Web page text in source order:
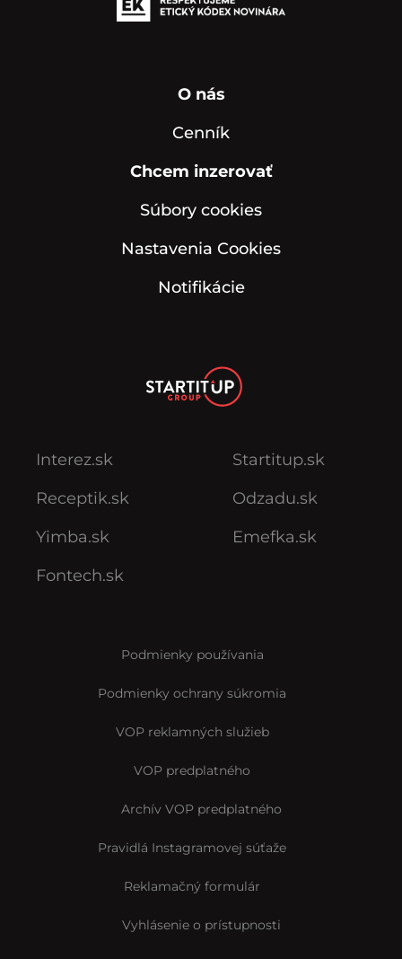
O nás
Cenník
Chcem inzerovať
Súbory cookies
Nastavenia Cookies
Notifikácie
Interez.sk
Receptik.sk
Yimba.sk
Fontech.sk
Startitup.sk
Odzadu.sk
Emefka.sk
Podmienky používania
Podmienky ochrany súkromia
VOP reklamných služieb
VOP predplatného
Archív VOP predplatného
Pravidlá Instagramovej súťaže
Reklamačný formulár
Vyhlásenie o prístupnosti